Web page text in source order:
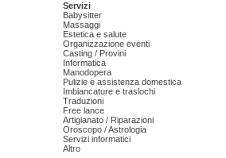
Servizi
Babysitter
Massaggi
Estetica e salute
Organizzazione eventi
Casting / Provini
Informatica
Manodopera
Pulizie e assistenza domestica
Imbiancature e traslochi
Traduzioni
Free lance
Artigianato / Riparazioni
Oroscopo / Astrologia
Servizi informatici
Altro